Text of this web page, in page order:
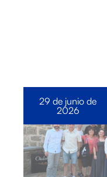
29 de junio de
2026